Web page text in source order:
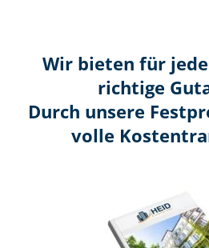
Wir bieten für
richtige
Durch unsere
volle